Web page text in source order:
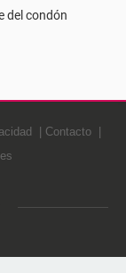
del condón
Contacto